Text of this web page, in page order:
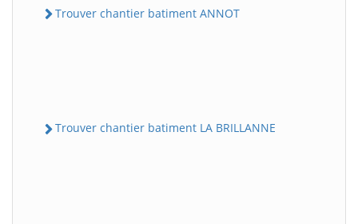
Trouver chantier batiment ANNOT
Trouver chantier batiment LA BRILLANNE